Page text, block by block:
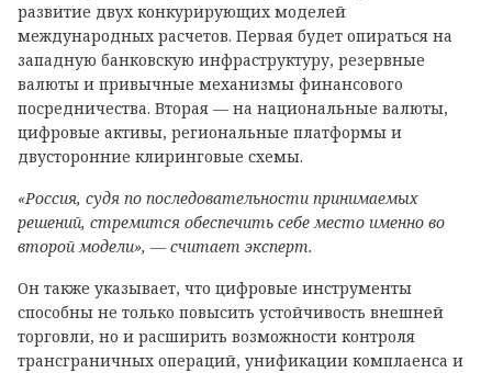
развитие двух конкурирующих моделей
международных расчетов. Первая будет опираться на
западную банковскую инфраструктуру, резервные
валюты и привычные механизмы финансового
посредничества. Вторая — на национальные валюты,
цифровые активы, региональные платформы и
двусторонние клиринговые схемы.
«Россия, судя по последовательности принимаемых
решений, стремится обеспечить себе место именно во
второй модели», — считает эксперт.
Он также указывает, что цифровые инструменты
способны не только повысить устойчивость внешней
торговли, но и расширить возможности контроля
трансграничных операций, унификации комплаенса и